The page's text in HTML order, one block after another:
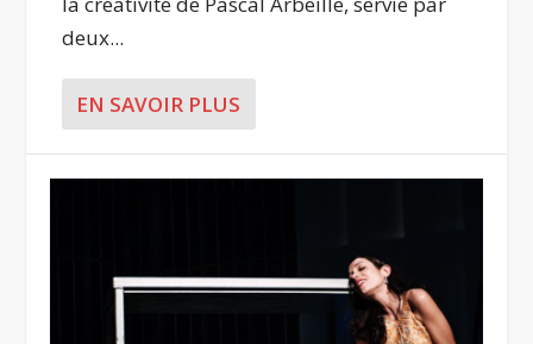
deux...
EN SAVOIR PLUS